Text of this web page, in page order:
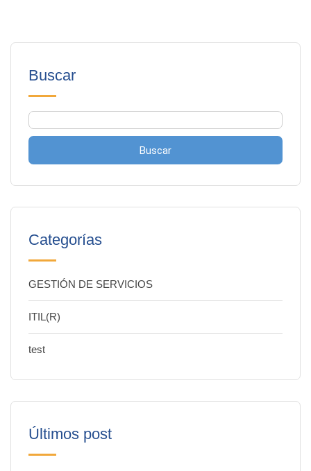
Buscar
Buscar
Categorías
GESTIÓN DE SERVICIOS
ITIL(R)
test
Últimos post